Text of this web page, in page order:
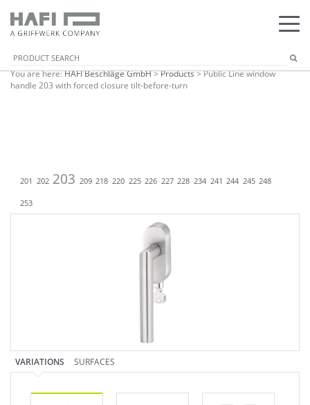
You are here:HAFI Beschläge GmbH>Products>Public Line window
handle 203 with forced closure tilt-before-turn
201 202 203 209 218 220 225 226 227 228 234 241 244 245 248
253
VARIATIONS SURFACES